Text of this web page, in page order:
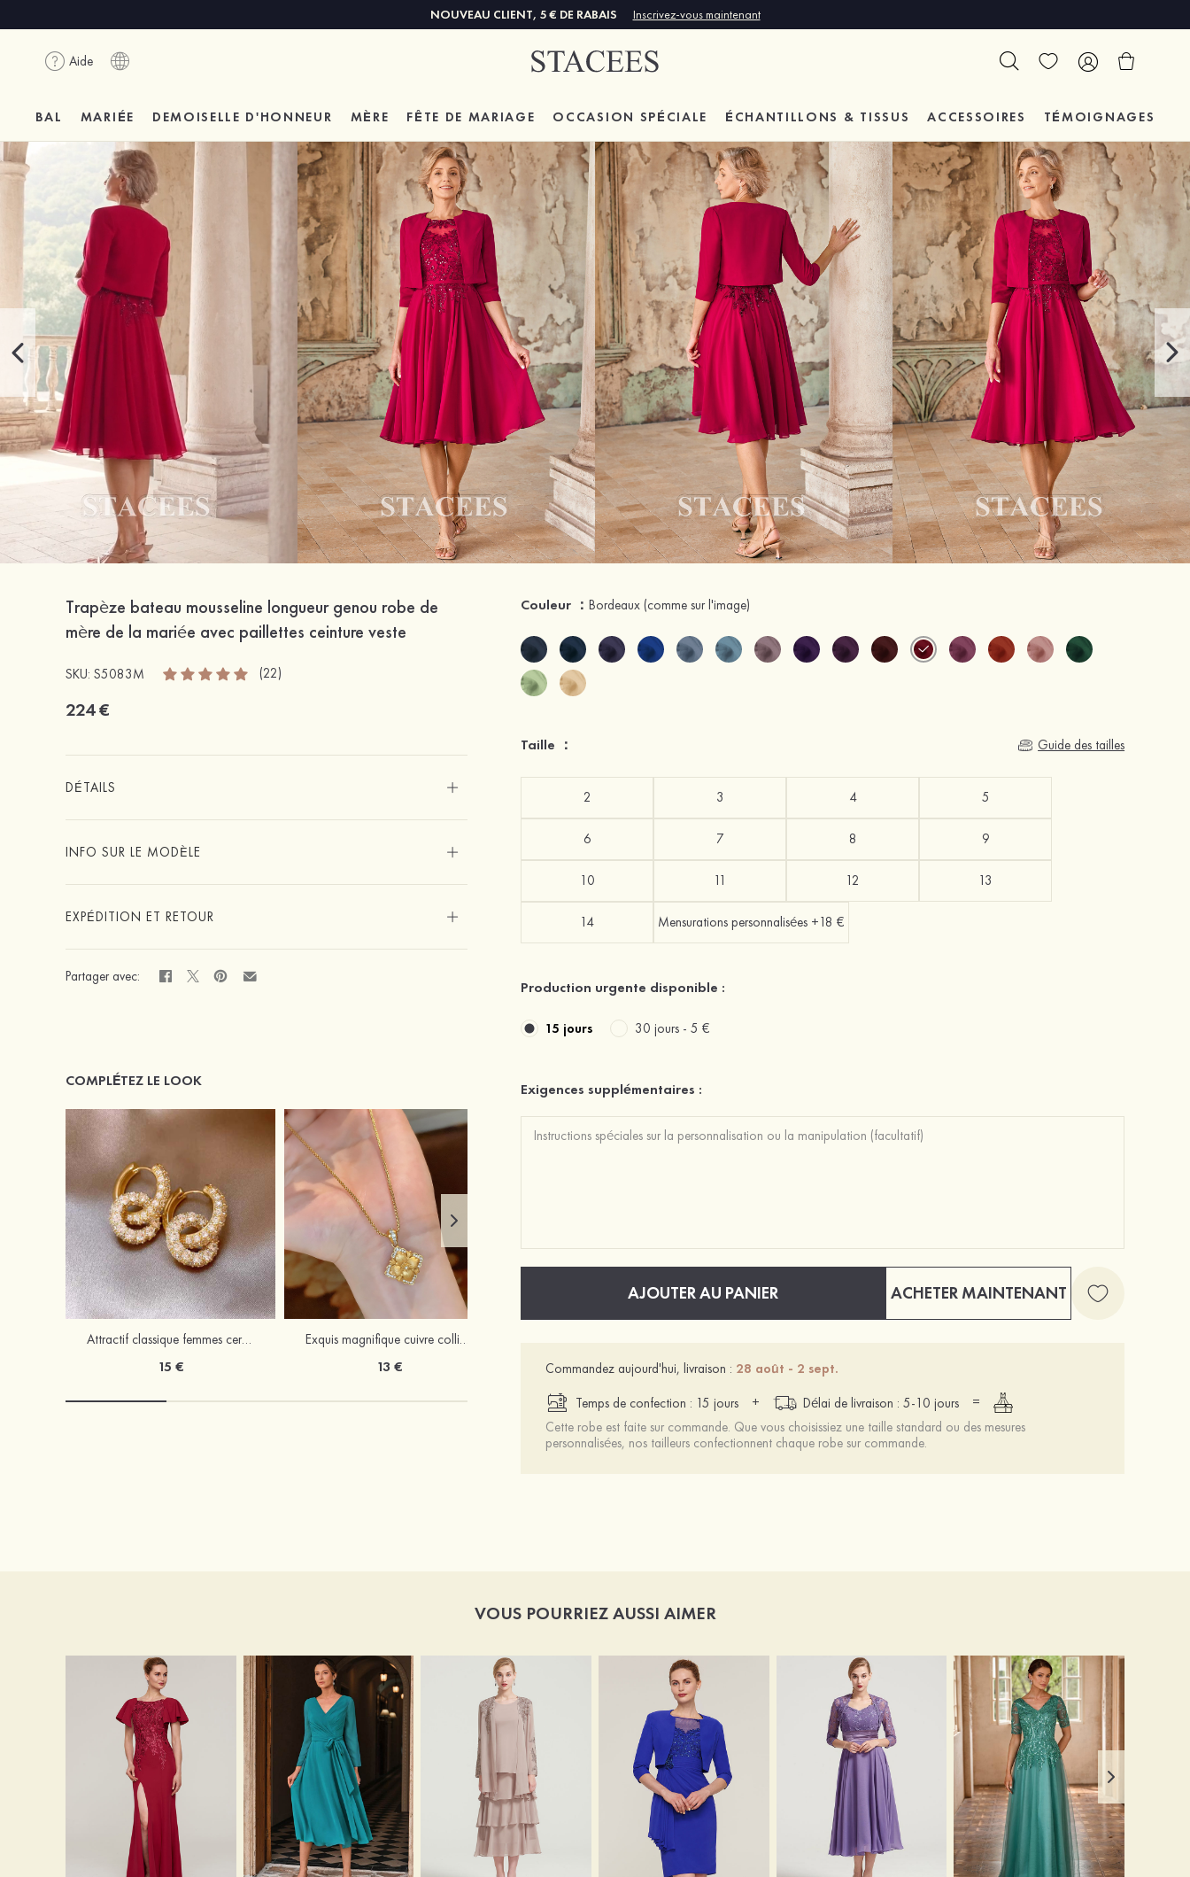
NOUVEAU CLIENT, 5 € DE RABAIS Inscrivez-vous maintenant
Aide
BAL MARIÉE DEMOISELLE D'HONNEUR MÈRE FÊTE DE MARIAGE OCCASION SPÉCIALE ÉCHANTILLONS & TISSUS ACCESSOIRES TÉMOIGNAGES
Trapèze bateau mousseline longueur genou robe de
mère de la mariée avec paillettes ceinture veste
SKU: S5083M (22)
224 €
DÉTAILS
INFO SUR LE MODÈLE
EXPÉDITION ET RETOUR
Partager avec:
COMPLÉTEZ LE LOOK
Attractif classique femmes cercle alliage boucles d'oreilles avec zircone cubique
15 €
Exquis magnifique cuivre colliers avec zircone cubique
13 € 103 € 12 €
Couleur ：Bordeaux (comme sur l'image)
Taille ： Guide des tailles
2 3 4 5
6 7 8 9
10 11 12 13
14 Mensurations personnalisées +18 €
Production urgente disponible :
15 jours 30 jours -5 €
Exigences supplémentaires :
AJOUTER AU PANIER ACHETER MAINTENANT
Commandez aujourd'hui, livraison : 28 août - 2 sept.
Temps de confection : 15 jours
+ Délai de livraison : 5-10 jours
=
Cette robe est faite sur commande. Que vous choisissiez une taille standard ou des mesures
personnalisées, nos tailleurs confectionnent chaque robe sur commande.
VOUS POURRIEZ AUSSI AIMER